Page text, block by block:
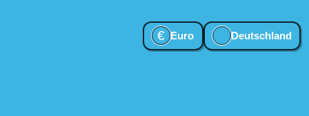
€ Euro Deutschland